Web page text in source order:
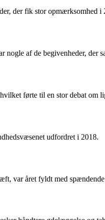
der fik stor opmærksomhed i
af de begivenheder, der
førte til en stor debat om
udfordret i 2018.
var året fyldt med